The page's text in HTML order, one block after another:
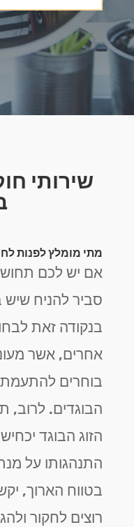
שירותי
מתי מומלץ לפנות
אם יש לכם
סביר להניח
בנקודה זאת
אחרים, אשר
בוחרים להתעמת
הבוגדים. לרוב,
הזוג הבוגד
התנהגותו על
בטווח הארוך,
רוצים לחקור